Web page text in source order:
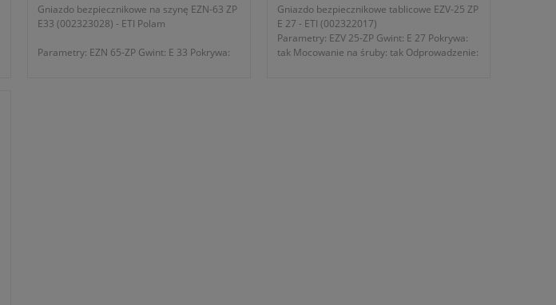
Gniazdo bezpiecznikowe na szynę EZN-63 ZP
E33 (002323028) - ETI Polam
Parametry: EZN 65-ZP Gwint: E 33 Pokrywa:
Gniazdo bezpiecznikowe tablicowe EZV-25 ZP
E 27 - ETI (002322017)
Parametry: EZV 25-ZP Gwint: E 27 Pokrywa:
tak Mocowanie na śruby: tak Odprowadzenie: